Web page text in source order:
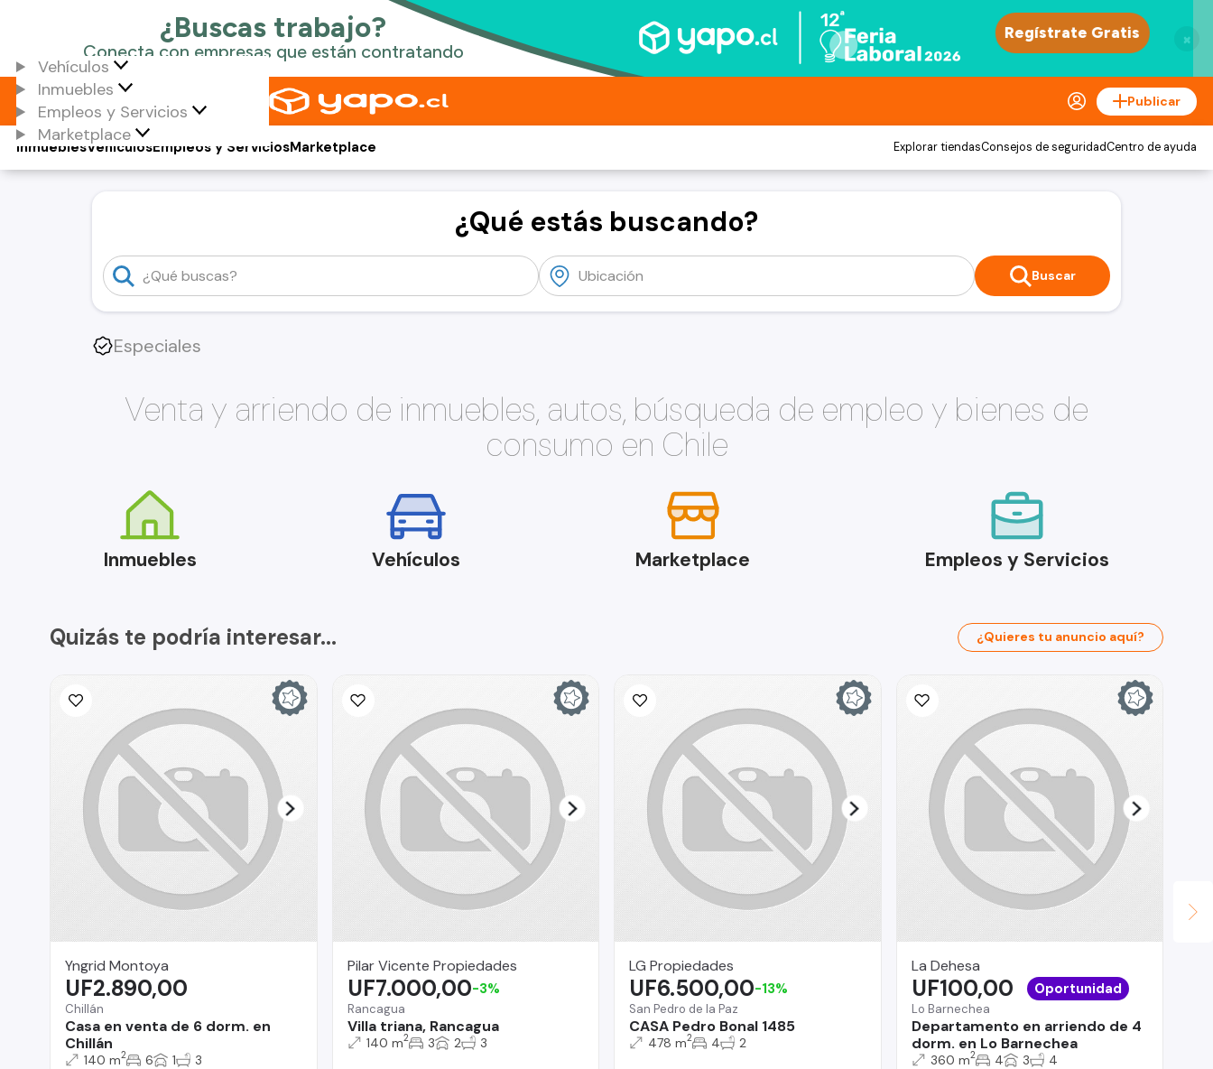
×
Vehículos
Inmuebles
Empleos y Servicios
Marketplace
Publicar
Vehículos
Inmuebles Empleos y ServiciosMarketplace Explorar tiendasConsejos de seguridadCentro de ayuda
¿Qué estás buscando?
Buscar
Especiales
Venta y arriendo de inmuebles, autos, búsqueda de empleo y bienes de
consumo en Chile
Inmuebles Vehículos Marketplace Empleos y Servicios
Quizás te podría interesar... ¿Quieres tu anuncio aquí?
Yngrid Montoya
Chillán
Casa en venta de 6 dorm. en
Chillán
UF2.890,00
140 m2 6 1 3
Pilar Vicente Propiedades
Rancagua
Villa triana, Rancagua
UF7.000,00-3%
140 m2 3 2 3
LG Propiedades
San Pedro de la Paz
CASA Pedro Bonal 1485
UF6.500,00-13%
478 m2 4 2
La Dehesa
Lo Barnechea
Departamento en arriendo de 4
dorm. en Lo Barnechea
UF100,00 Oportunidad
360 m2 4 3 4